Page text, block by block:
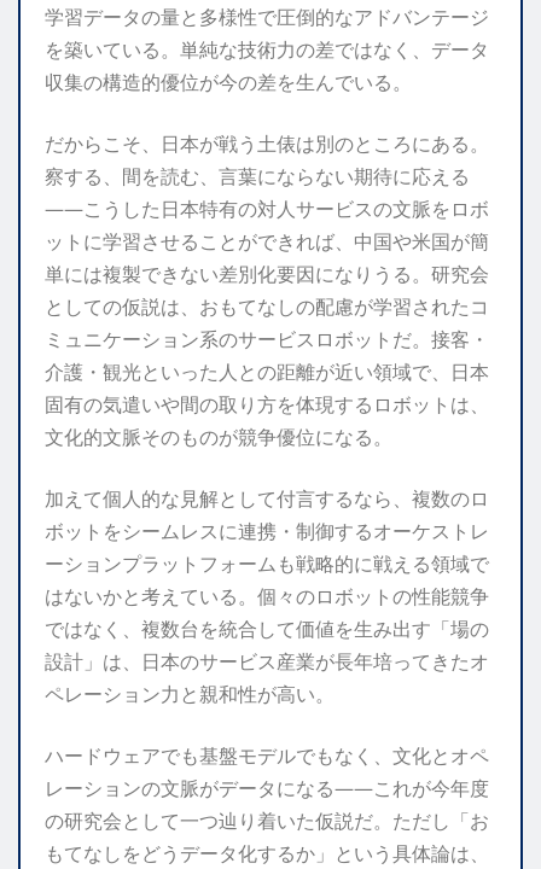
学習データの量と多様性で圧倒的なアドバンテージ
を築いている。単純な技術力の差ではなく、データ
収集の構造的優位が今の差を生んでいる。
だからこそ、日本が戦う土俵は別のところにある。
察する、間を読む、言葉にならない期待に応える
——こうした日本特有の対人サービスの文脈をロボ
ットに学習させることができれば、中国や米国が簡
単には複製できない差別化要因になりうる。研究会
としての仮説は、おもてなしの配慮が学習されたコ
ミュニケーション系のサービスロボットだ。接客・
介護・観光といった人との距離が近い領域で、日本
固有の気遣いや間の取り方を体現するロボットは、
文化的文脈そのものが競争優位になる。
加えて個人的な見解として付言するなら、複数のロ
ボットをシームレスに連携・制御するオーケストレ
ーションプラットフォームも戦略的に戦える領域で
はないかと考えている。個々のロボットの性能競争
ではなく、複数台を統合して価値を生み出す「場の
設計」は、日本のサービス産業が長年培ってきたオ
ペレーション力と親和性が高い。
ハードウェアでも基盤モデルでもなく、文化とオペ
レーションの文脈がデータになる——これが今年度
の研究会として一つ辿り着いた仮説だ。ただし「お
もてなしをどうデータ化するか」という具体論は、